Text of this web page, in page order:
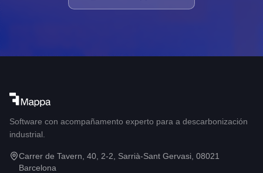
Software con acompañamento experto para a descarbonización
industrial.
Carrer de Tavern, 40, 2-2, Sarrià-Sant Gervasi, 08021
Barcelona